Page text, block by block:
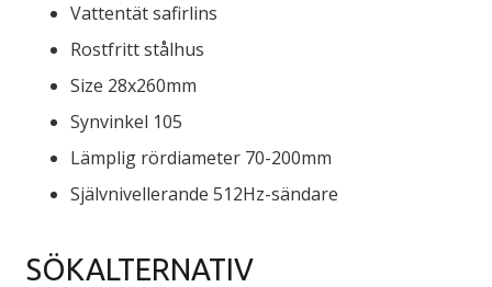
Vattentät safirlins
Rostfritt stålhus
Size 28x260mm
Synvinkel 105
Lämplig rördiameter 70-200mm
Självnivellerande 512Hz-sändare
SÖKALTERNATIV